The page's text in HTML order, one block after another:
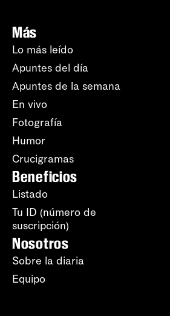
Más
Lo más leído
Apuntes del día
Apuntes de la semana
En vivo
Fotografía
Humor
Crucigramas
Beneficios
Listado
Tu ID (número de
suscripción)
Nosotros
Sobre la diaria
Equipo